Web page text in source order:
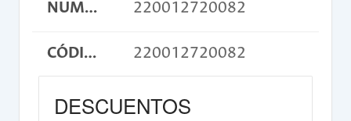
NUMERO DE CUENTA 220012720082
CÓDIGO DE CONSIGNACIÓN 220012720082
DESCUENTOS